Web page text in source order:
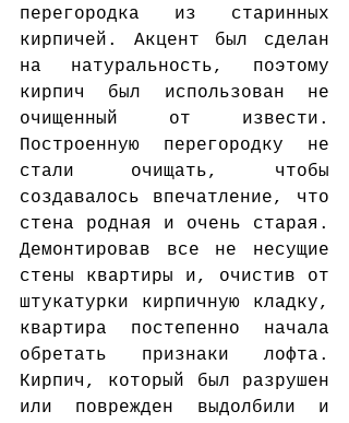
перегородка из старинных
кирпичей. Акцент был сделан
на натуральность, поэтому
кирпич был использован не
очищенный от извести.
Построенную перегородку не
стали очищать, чтобы
создавалось впечатление, что
стена родная и очень старая.
Демонтировав все не несущие
стены квартиры и, очистив от
штукатурки кирпичную кладку,
квартира постепенно начала
обретать признаки лофта.
Кирпич, который был разрушен
или поврежден выдолбили и